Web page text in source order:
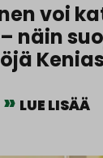
voi
näin
LUE LISÄÄ